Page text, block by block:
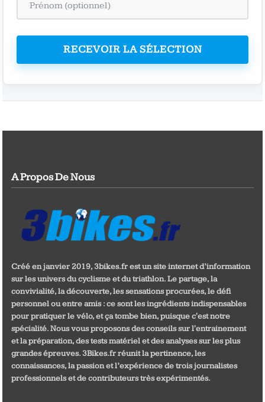
RECEVOIR LA SÉLECTION
A Propos De Nous
Créé en janvier 2019, 3bikes.fr est un site internet d’information
sur les univers du cyclisme et du triathlon. Le partage, la
convivialité, la découverte, les sensations procurées, le défi
personnel ou entre amis : ce sont les ingrédients indispensables
pour pratiquer le vélo, et ça tombe bien, puisque c'est notre
spécialité. Nous vous proposons des conseils sur l'entrainement
et la préparation, des tests matériel et des analyses sur les plus
grandes épreuves. 3Bikes.fr réunit la pertinence, les
connaissances, la passion et l’expérience de trois journalistes
professionnels et de contributeurs très expérimentés.